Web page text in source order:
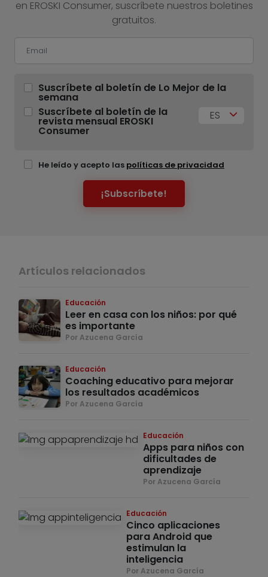
en EROSKI Consumer, suscríbete nuestros boletines
gratuitos.
Suscríbete al boletín de Lo Mejor de la
semana
Suscríbete al boletín de la
revista mensual EROSKI
Consumer
ES
He leído y acepto las políticas de privacidad
¡Subscríbete!
Artículos relacionados
Educación
Leer en casa con los niños: por qué
es importante
Por Azucena García
Educación
Coaching educativo para mejorar
los resultados académicos
Por Azucena García
Educación
Apps para niños con
dificultades de
aprendizaje
Por Azucena García
Educación
Cinco aplicaciones
para Android que
estimulan la
inteligencia
Por Azucena García